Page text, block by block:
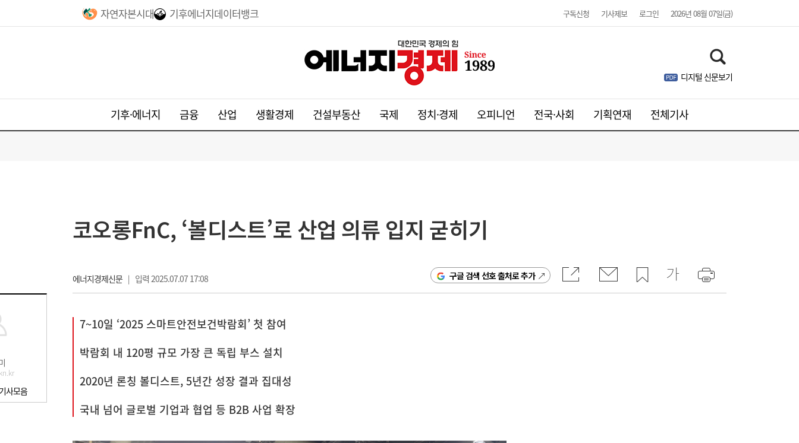
자연자본시대 기후에너지데이터뱅크 구독신청 기사제보 로그인 2026년 08월 07일(금)
디지털 신문보기
기후·에너지 금융 산업 생활경제 건설부동산 국제 정치·경제 오피니언 전국·사회 기획연재 전체기사
사모음
코오롱FnC, ‘볼디스트’로 산업 의류 입지 굳히기
에너지경제신문| 입력 2025.07.07 17:08 구글 검색 선호 출처로 추가
7~10일 ‘2025 스마트안전보건박람회’ 첫 참여
박람회 내 120평 규모 가장 큰 독립 부스 설치
2020년 론칭 볼디스트, 5년간 성장 결과 집대성
국내 넘어 글로벌 기업과 협업 등 B2B 사업 확장